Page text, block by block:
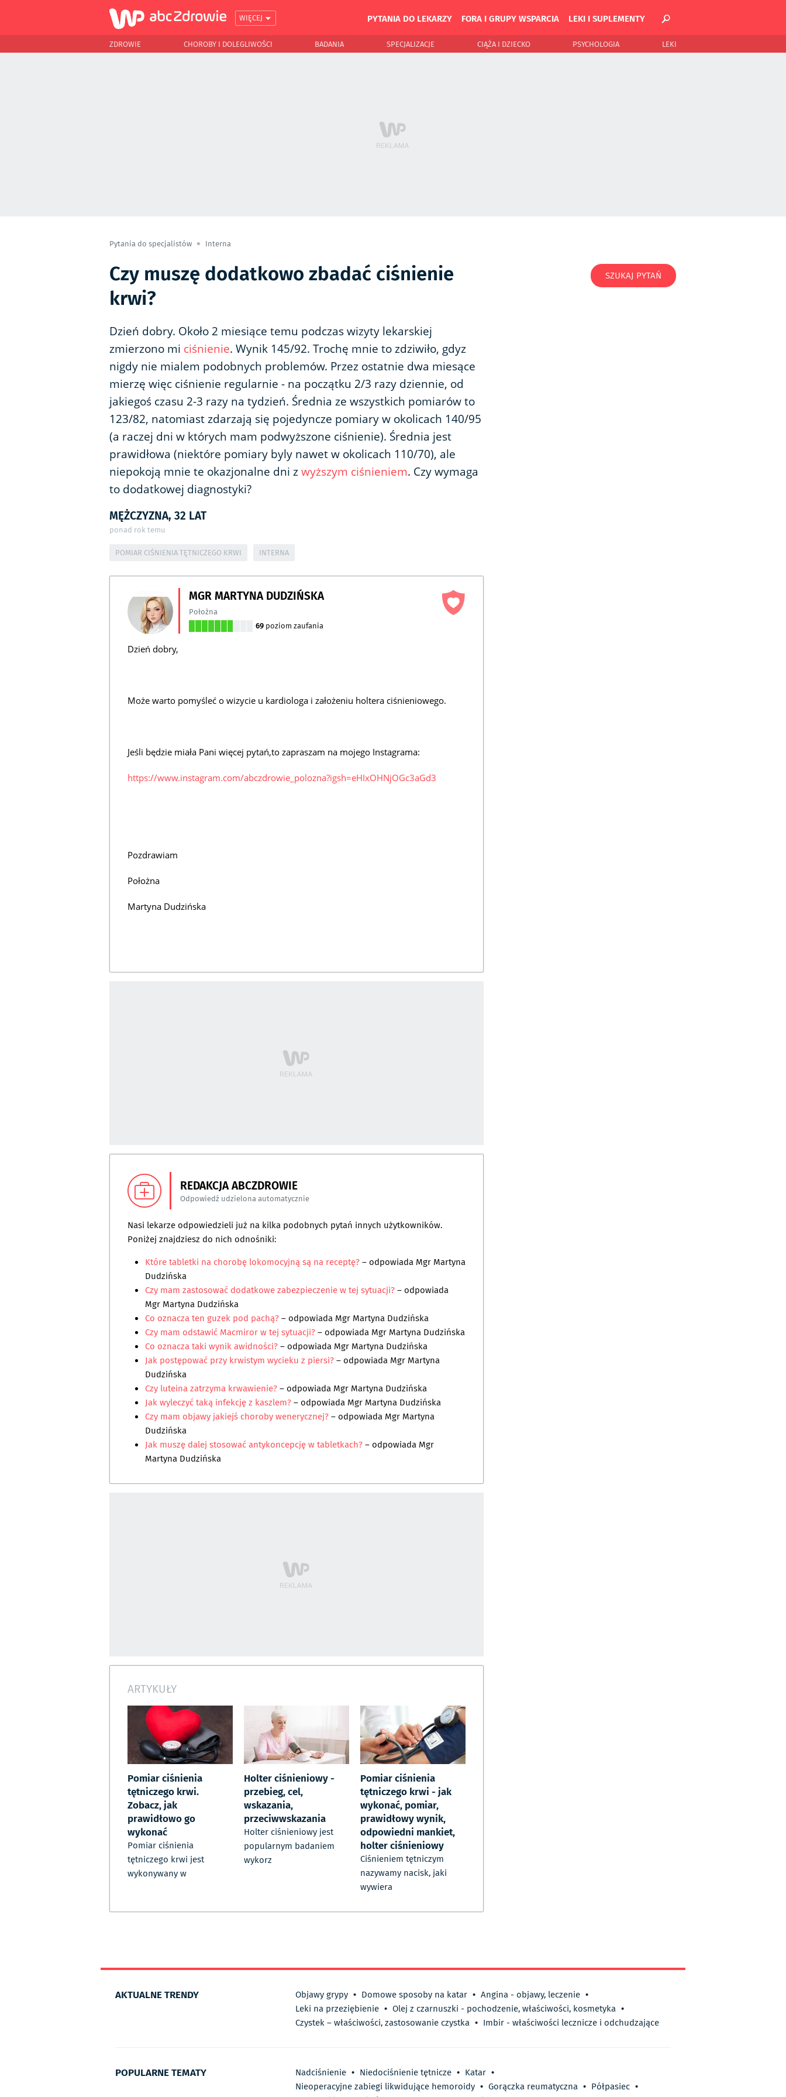
WIĘCEJ PYTANIA DO LEKARZY FORA I GRUPY WSPARCIA LEKI I SUPLEMENTY
ZDROWIE CHOROBY I DOLEGLIWOŚCI BADANIA SPECJALIZACJE CIĄŻA I DZIECKO PSYCHOLOGIA LEKI
Pytania do specjalistów Interna
Czy muszę dodatkowo zbadać ciśnienie
krwi?
Dzień dobry. Około 2 miesiące temu podczas wizyty lekarskiej
zmierzono mi ciśnienie. Wynik 145/92. Trochę mnie to zdziwiło, gdyz
nigdy nie mialem podobnych problemów. Przez ostatnie dwa miesące
mierzę więc ciśnienie regularnie - na początku 2/3 razy dziennie, od
jakiegoś czasu 2-3 razy na tydzień. Średnia ze wszystkich pomiarów to
123/82, natomiast zdarzają się pojedyncze pomiary w okolicach 140/95
(a raczej dni w których mam podwyższone ciśnienie). Średnia jest
prawidłowa (niektóre pomiary byly nawet w okolicach 110/70), ale
niepokoją mnie te okazjonalne dni zwyższym ciśnieniem. Czy wymaga
to dodatkowej diagnostyki?
MĘŻCZYZNA, 32 LAT
ponad rok temu
POMIAR CIŚNIENIA TĘTNICZEGO KRWI INTERNA
MGR MARTYNA DUDZIŃSKA
Położna
69 poziom zaufania
Dzień dobry,
Może warto pomyśleć o wizycie u kardiologa i założeniu holtera ciśnieniowego.
Jeśli będzie miała Pani więcej pytań,to zapraszam na mojego Instagrama:
https://www.instagram.com/abczdrowie_polozna?igsh=eHIxOHNjOGc3aGd3
Pozdrawiam
Położna
Martyna Dudzińska
REDAKCJA ABCZDROWIE
Odpowiedź udzielona automatycznie
Nasi lekarze odpowiedzieli już na kilka podobnych pytań innych użytkowników.
Poniżej znajdziesz do nich odnośniki:
Które tabletki na chorobę lokomocyjną są na receptę?– odpowiada Mgr Martyna
Dudzińska
Czy mam zastosować dodatkowe zabezpieczenie w tej sytuacji?– odpowiada
Mgr Martyna Dudzińska
Co oznacza ten guzek pod pachą?– odpowiada Mgr Martyna Dudzińska
Czy mam odstawić Macmiror w tej sytuacji?– odpowiada Mgr Martyna Dudzińska
Co oznacza taki wynik awidności?– odpowiada Mgr Martyna Dudzińska
Jak postępować przy krwistym wycieku z piersi?– odpowiada Mgr Martyna
Dudzińska
Czy luteina zatrzyma krwawienie?– odpowiada Mgr Martyna Dudzińska
Jak wyleczyć taką infekcję z kaszlem?– odpowiada Mgr Martyna Dudzińska
Czy mam objawy jakiejś choroby wenerycznej?– odpowiada Mgr Martyna
Dudzińska
Jak muszę dalej stosować antykoncepcję w tabletkach?– odpowiada Mgr
Martyna Dudzińska
ARTYKUŁY
Pomiar ciśnienia
tętniczego krwi.
Zobacz, jak
prawidłowo go
wykonać
Pomiar ciśnienia
tętniczego krwi jest
wykonywany w
Holter ciśnieniowy -
przebieg, cel,
wskazania,
przeciwwskazania
Holter ciśnieniowy jest
popularnym badaniem
wykorz
Pomiar ciśnienia
tętniczego krwi - jak
wykonać, pomiar,
prawidłowy wynik,
odpowiedni mankiet,
holter ciśnieniowy
Ciśnieniem tętniczym
nazywamy nacisk, jaki
wywiera
SZUKAJ PYTAŃ
AKTUALNE TRENDY Objawy grypy • Domowe sposoby na katar • Angina - objawy, leczenie •
Leki na przeziębienie • Olej z czarnuszki - pochodzenie, właściwości, kosmetyka •
Czystek – właściwości, zastosowanie czystka • Imbir - właściwości lecznicze i odchudzające
POPULARNE TEMATY Nadciśnienie • Niedociśnienie tętnicze • Katar •
Nieoperacyjne zabiegi likwidujące hemoroidy • Gorączka reumatyczna • Półpasiec •